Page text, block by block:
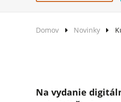
Domov Novinky
Na vydanie